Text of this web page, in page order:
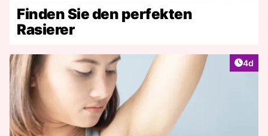
Finden Sie den perfekten
Rasierer
4d